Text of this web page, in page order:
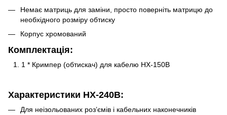
Немає матриць для заміни, просто поверніть матрицю до
необхідного розміру обтиску
Корпус хромований
Комплектація:
1 * Кримпер (обтискач) для кабелю HX-150B
Характеристики HX-240B:
Для неізольованих роз’ємів і кабельних наконечників